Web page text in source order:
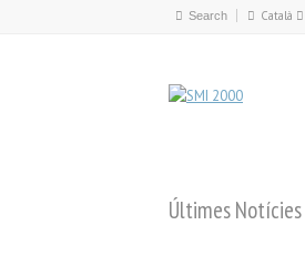
Català
Últimes Notícies